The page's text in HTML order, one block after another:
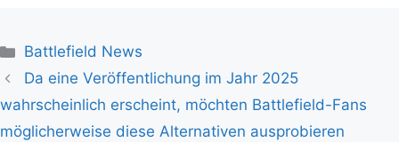
Kategorien
Battlefield News
Da eine Veröffentlichung im Jahr 2025
wahrscheinlich erscheint, möchten Battlefield-Fans
möglicherweise diese Alternativen ausprobieren